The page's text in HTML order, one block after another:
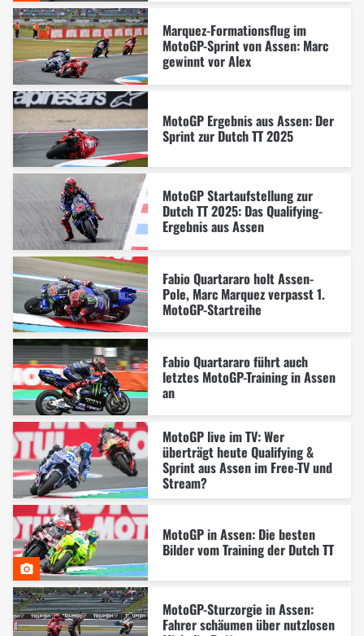
Marquez-Formationsflug im
MotoGP-Sprint von Assen: Marc
gewinnt vor Alex
MotoGP Ergebnis aus Assen: Der
Sprint zur Dutch TT 2025
MotoGP Startaufstellung zur
Dutch TT 2025: Das Qualifying-
Ergebnis aus Assen
Fabio Quartararo holt Assen-
Pole, Marc Marquez verpasst 1.
MotoGP-Startreihe
Fabio Quartararo führt auch
letztes MotoGP-Training in Assen
an
MotoGP live im TV: Wer
überträgt heute Qualifying &
Sprint aus Assen im Free-TV und
Stream?
MotoGP in Assen: Die besten
Bilder vom Training der Dutch TT
MotoGP-Sturzorgie in Assen:
Fahrer schäumen über nutzlosen